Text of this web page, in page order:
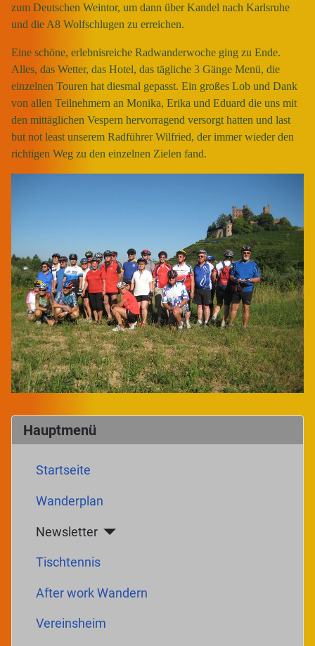
Hauptmenü
Startseite
Wanderplan
Newsletter
Tischtennis
After work Wandern
Vereinsheim
zum Deutschen Weintor, um dann über Kandel nach Karlsruhe
und die A8 Wolfschlugen zu erreichen.
Eine schöne, erlebnisreiche Radwanderwoche ging zu Ende.
Alles, das Wetter, das Hotel, das tägliche 3 Gänge Menü, die
einzelnen Touren hat diesmal gepasst. Ein großes Lob und Dank
von allen Teilnehmern an Monika, Erika und Eduard die uns mit
den mittäglichen Vespern hervorragend versorgt hatten und last
but not least unserem Radführer Wilfried, der immer wieder den
richtigen Weg zu den einzelnen Zielen fand.